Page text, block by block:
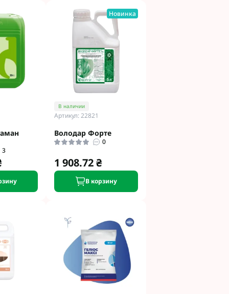
3
Новинка
В наличии
Артикул: 22821
Володар Форте
0
1 908.72 ₴
В корзину